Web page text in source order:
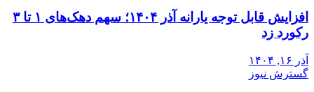
افزایش قابل توجه یارانه آذر ۱۴۰۴؛ سهم دهک‌های ۱ تا ۳
رکورد زد
آذر ۱۶, ۱۴۰۴
گسترش نیوز